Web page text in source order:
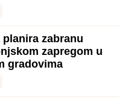
planira zabranu
zapregom u
gradovima